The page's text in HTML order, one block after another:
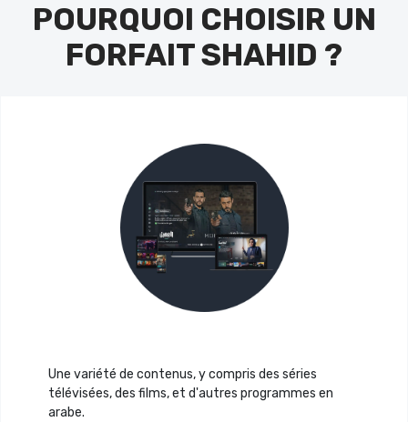
POURQUOI CHOISIR UN
FORFAIT SHAHID ?
Une variété de contenus, y compris des séries
télévisées, des films, et d'autres programmes en
arabe.